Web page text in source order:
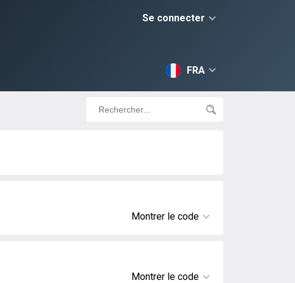
Se connecter
FRA
Montrer le code
Montrer le code